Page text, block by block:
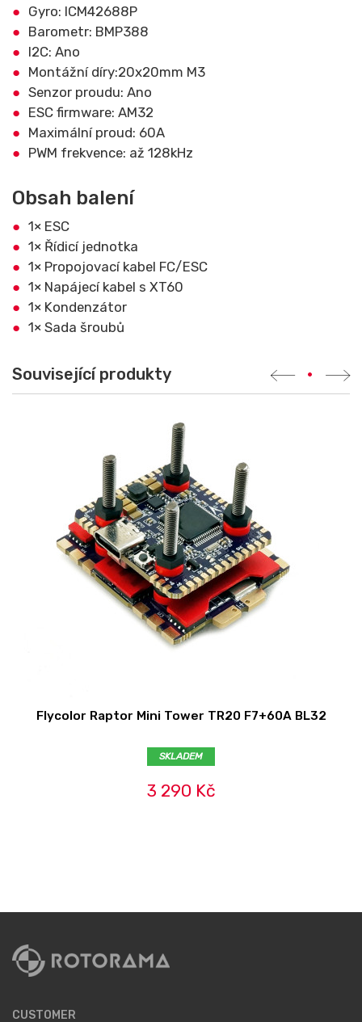
Gyro: ICM42688P
Barometr: BMP388
I2C: Ano
Montážní díry:20x20mm M3
Senzor proudu: Ano
ESC firmware: AM32
Maximální proud: 60A
PWM frekvence: až 128kHz
Obsah balení
1× ESC
1× Řídicí jednotka
1× Propojovací kabel FC/ESC
1× Napájecí kabel s XT60
1× Kondenzátor
1× Sada šroubů
Související produkty •
Flycolor Raptor Mini Tower TR20 F7+60A BL32
SKLADEM
3 290 Kč
CUSTOMER